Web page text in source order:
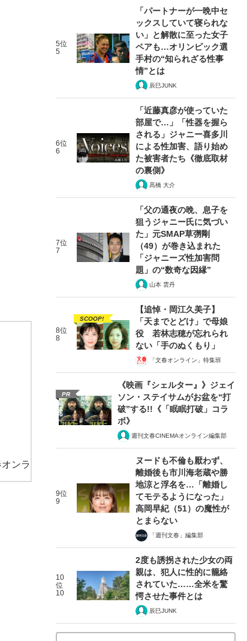
オンラ
5位
5
「パートナーが一晩中セ
ックスしていて寝られな
い」と解散に至った女子
ペアも…オリンピック選
手村の“知られざる性事
情”とは
辰巳JUNK
6位
6
「近藤真彦が使っていた
部屋で…」「性器を握ら
される」ジャニー喜多川
による性加害、語り始め
た被害者たち《徹底取材
の裏側》
髙橋 大介
7位
7
「父の通夜の晩、息子を
狙うジャニー氏に気づい
た」元SMAP草彅剛
（49）が巻き込まれた
「ジャニーズ性加害問
題」の“数奇な因縁”
山本 雲丹
8位
8
SCOOP!
【追悼・岡江久美子】
「天までとどけ」で母娘
役 若林志穂が忘れられ
ない「手のぬくもり」
「文春オンライン」特集班
PR
《映画『シェルター』》ジェイ
ソン・ステイサムがお盆を“打
破”する!!《「眠眠打破」コラ
ボ》
週刊文春CINEMAオンライン編集部
9位
9
ヌードも不倫も厭わず、
離婚後も市川海老蔵や勝
地涼と浮名を…「離婚し
てモテるようになった」
高岡早紀（51）の魔性が
とまらない
「週刊文春」編集部
10
位
10
2度も誘拐された少女の両
親は、犯人に性的に籠絡
されていた……全米を驚
愕させた事件とは
辰巳JUNK